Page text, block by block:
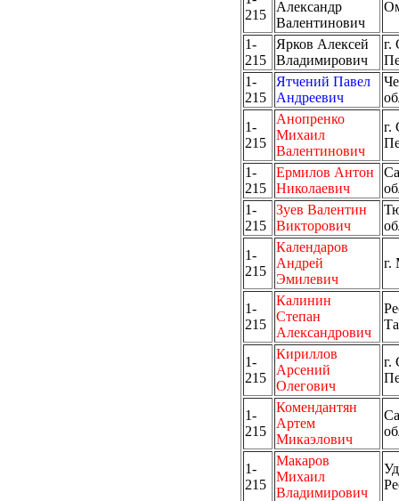
215
Александр
Валентинович
1-
215
Ярков Алексей
Владимирович
г.
1-
215
Ятчений Павел
Андреевич
1-
215
Анопренко
Михаил
Валентинович
г.
1-
215
Ермилов Антон
Николаевич
1-
215
Зуев Валентин
Викторович
1-
215
Календаров
Андрей
Эмилевич
г.
1-
215
Калинин
Степан
Александрович
1-
215
Кириллов
Арсений
Олегович
г.
1-
215
Комендантян
Артем
Микаэлович
1-
215
Макаров
Михаил
Владимирович